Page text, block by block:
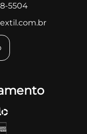
5504